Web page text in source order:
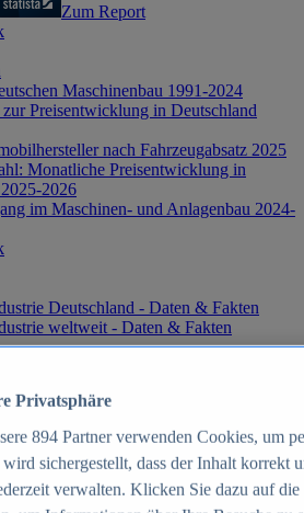
Zum Report
Maschinenbau 1991-2024
Preisentwicklung in Deutschland
nach Fahrzeugabsatz 2025
Monatliche Preisentwicklung in
2026
im Maschinen- und Anlagenbau 2024-
Deutschland - Daten & Fakten
weltweit - Daten & Fakten
Zum Report
Privatsphäre
894Partner verwenden Cookies, um
sichergestellt, dass der Inhalt korrekt
verwalten. Klicken Sie dazu auf